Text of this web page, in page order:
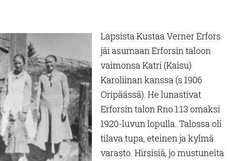
Lapsista Kustaa Verner Erfors
jäi asumaan Erforsin taloon
vaimonsa Katri (Kaisu)
Karoliinan kanssa (s 1906
Oripäässä). He lunastivat
Erforsin talon Rno 1:13 omaksi
1920-luvun lopulla. Talossa oli
tilava tupa, eteinen ja kylmä
varasto. Hirsisiä, jo mustuneita